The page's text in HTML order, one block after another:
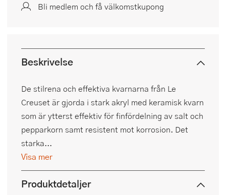
Bli medlem och få välkomstkupong
Beskrivelse
De stilrena och effektiva kvarnarna från Le
Creuset är gjorda i stark akryl med keramisk kvarn
som är ytterst effektiv för finfördelning av salt och
pepparkorn samt resistent mot korrosion. Det
starka...
Visa mer
Produktdetaljer